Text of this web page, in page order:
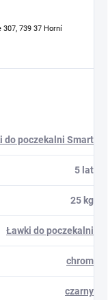
739 37 Horní
do poczekalni Smart
5 lat
25 kg
Ławki do poczekalni
chrom
czarny